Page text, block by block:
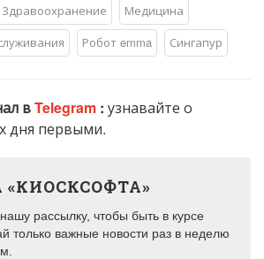
Здравоохранение
Медицина
Робот emma Сингапур
вTelegram : узнавайте о
дня первыми.
рассылку, чтобы быть в курсе
только важные новости раз в неделю